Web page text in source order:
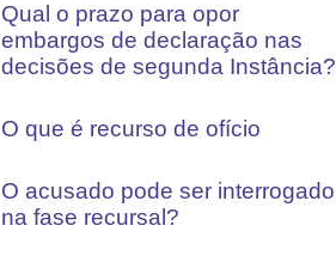
Qual o prazo para opor
embargos de declaração nas
decisões de segunda Instância?
O que é recurso de ofício
O acusado pode ser interrogado
na fase recursal?